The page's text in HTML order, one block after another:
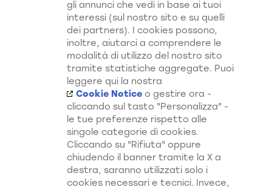
Sunsilk Spray
Termoprotettore Liscio
Perfetto 200ml
Sunsilk Olio Styling
Ricci da Sogno 75ml
Spray Ravviva Ricci Balsamo Ricci da
Scopri di Più su Tutti i Nostri
gli annunci che vedi in base ai tuoi
interessi (sul nostro sito e su quelli
dei partners). I cookies possono,
inoltre, aiutarci a comprendere le
modalità di utilizzo del nostro sito
tramite statistiche aggregate. Puoi
leggere qui la nostra
Cookie Notice o gestire ora -
cliccando sul tasto "Personalizza" -
le tue preferenze rispetto alle
singole categorie di cookies.
Cliccando su "Rifiuta" oppure
chiudendo il banner tramite la X a
destra, saranno utilizzati solo i
cookies necessari e tecnici. Invece,